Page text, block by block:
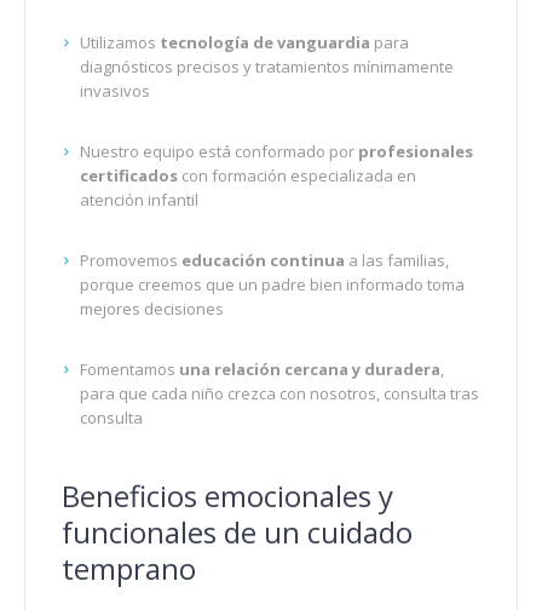
Utilizamos tecnología de vanguardia para
diagnósticos precisos y tratamientos mínimamente
invasivos
Nuestro equipo está conformado por profesionales
certificados con formación especializada en
atención infantil
Promovemos educación continua a las familias,
porque creemos que un padre bien informado toma
mejores decisiones
Fomentamos una relación cercana y duradera,
para que cada niño crezca con nosotros, consulta tras
consulta
Beneficios emocionales y
funcionales de un cuidado
temprano